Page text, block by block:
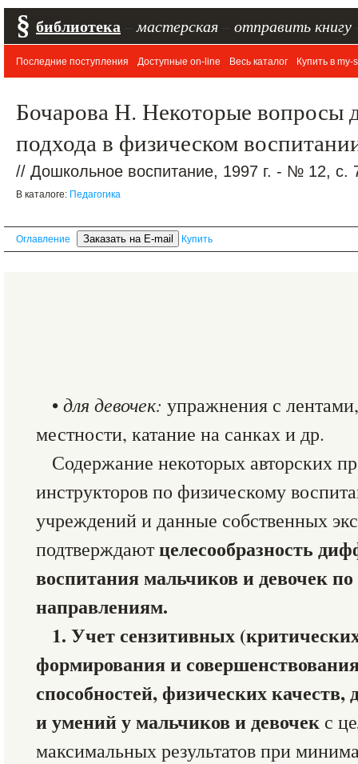
§ библиотека мастерская отправить книгу
Последние поступления Доступные on-line Весь каталог Купить в my-
Бочарова Н. Некоторые вопросы
подхода в физическом
// Дошкольное воспитание, 1997 г. - № 12, с.
В каталоге: Педагогика
Оглавление Купить
•для девочек: упражнения с
местности, катание на санках и др.
Содержание некоторых авторских
инструкторов по физическому
учреждений и данные собственных
подтверждаютцелесообразность
воспитания мальчиков и девочек
направлениям.
1. Учет сензитивных
формирования и
способностей, физических
и умений у мальчиков и девочек с
максимальных результатов при